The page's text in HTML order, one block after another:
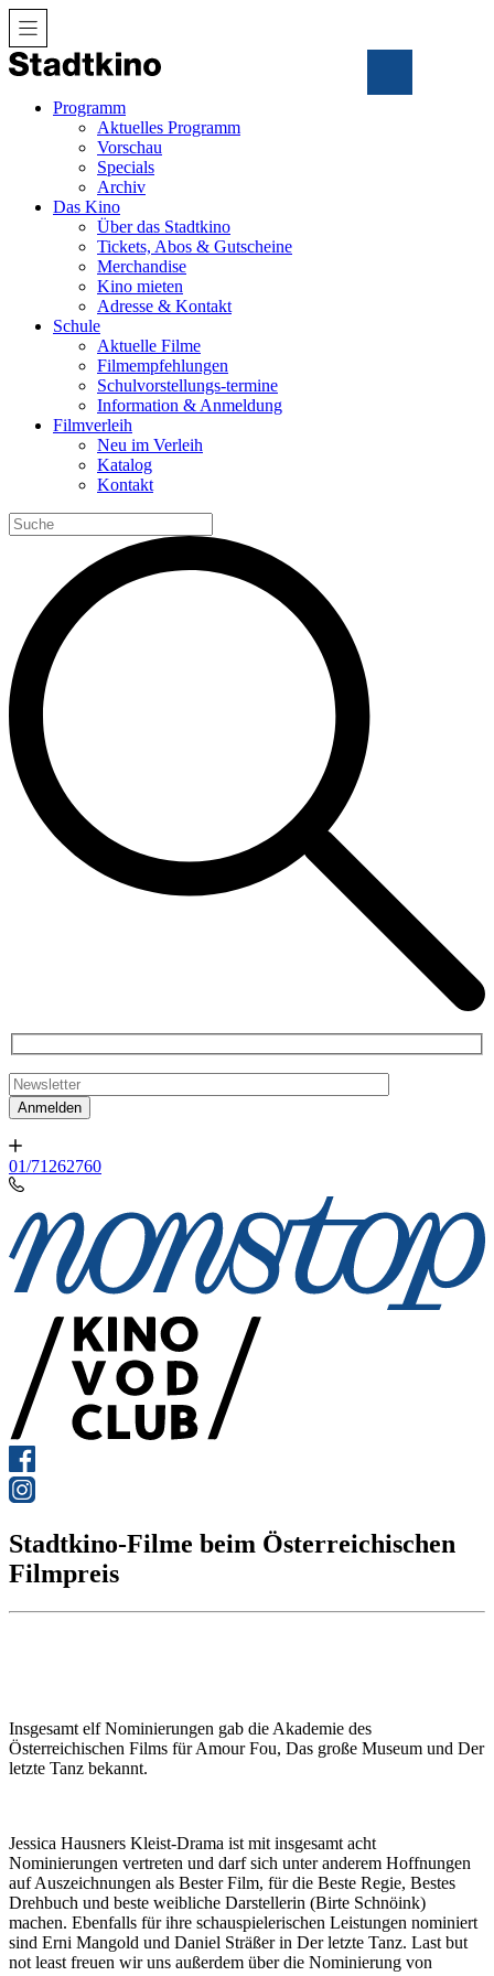
Zum
Inhalt
Programm
Aktuelles Programm
Vorschau
Specials
Archiv
Das Kino
Über das Stadtkino
Tickets, Abos & Gutscheine
Merchandise
Kino mieten
Adresse & Kontakt
Schule
Aktuelle Filme
Filmempfehlungen
Schulvorstellungs-termine
Information & Anmeldung
Filmverleih
Neu im Verleih
Katalog
Kontakt
Search
for:
01/71262760
Stadtkino-Filme beim Österreichischen
Filmpreis
Insgesamt elf Nominierungen gab die Akademie des
Österreichischen Films fürAmour Fou, Das große Museum und Der
letzte Tanz bekannt.
Jessica Hausners Kleist-Drama ist mit insgesamt acht
Nominierungen vertreten und darf sich unter anderem Hoffnungen
auf Auszeichnungen als Bester Film, für die Beste Regie, Bestes
Drehbuch und beste weibliche Darstellerin (Birte Schnöink)
machen. Ebenfalls für ihre schauspielerischen Leistungen nominiert
sind Erni Mangold und Daniel Sträßer in Der letzte Tanz. Last but
not least freuen wir uns außerdem über die Nominierung von